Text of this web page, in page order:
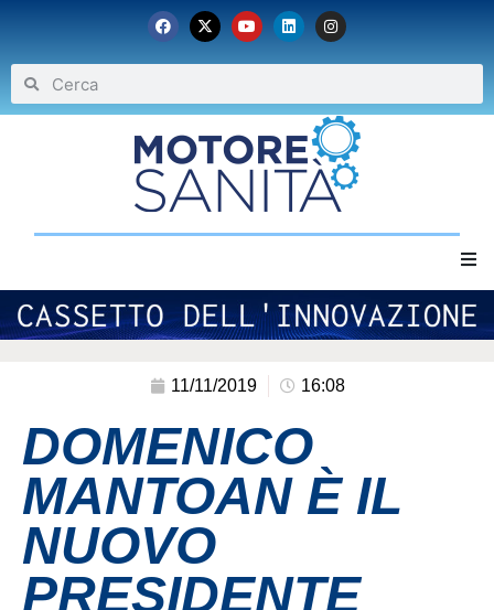
Home
Eventi
Archivio
Contatti
11/11/2019 16:08
DOMENICO
MANTOAN È IL
NUOVO
PRESIDENTE